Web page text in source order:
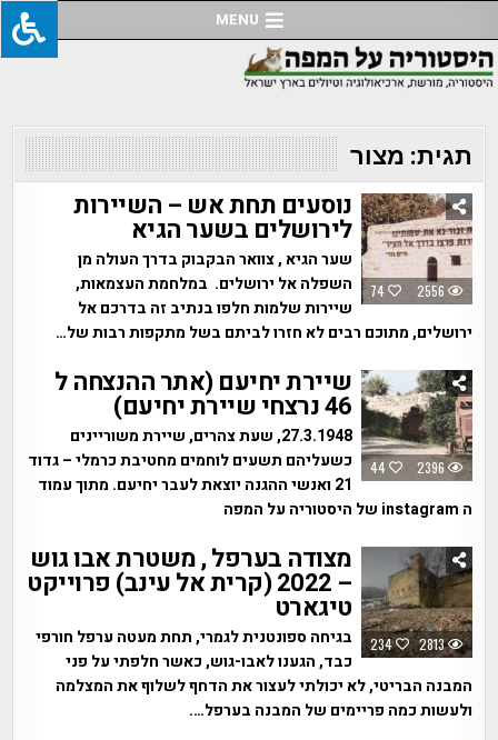
to
content
MENU
תגית: מצור
74 2556
נוסעים תחת אש – השיירות
לירושלים בשער הגיא
שער הגיא , צוואר הבקבוק בדרך העולה מן
השפלה אל ירושלים. במלחמת העצמאות,
שיירות שלמות חלפו בנתיב זה בדרכם אל
ירושלים, מתוכם רבים לא חזרו לביתם בשל מתקפות רבות של…
44 2396
שיירת יחיעם (אתר ההנצחה ל
46 נרצחי שיירת יחיעם)
27.3.1948, שעת צהרים, שיירת משוריינים
כשעליהם תשעים לוחמים מחטיבת כרמלי – גדוד
21 ואנשי ההגנה יוצאת לעבר יחיעם. מתוך עמוד
ה instagram של היסטוריה על המפה
234 2813
מצודה בערפל , משטרת אבו גוש
– 2022 (קרית אל עינב) פרוייקט
טיגארט
בגיחה ספונטנית לגמרי, תחת מעטה ערפל חורפי
כבד, הגענו לאבו-גוש, כאשר חלפתי על פני
המבנה הבריטי, לא יכולתי לעצור את הדחף לשלוף את המצלמה
ולעשות כמה פריימים של המבנה בערפל….